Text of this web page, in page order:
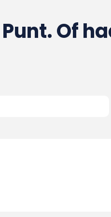
Punt. Of